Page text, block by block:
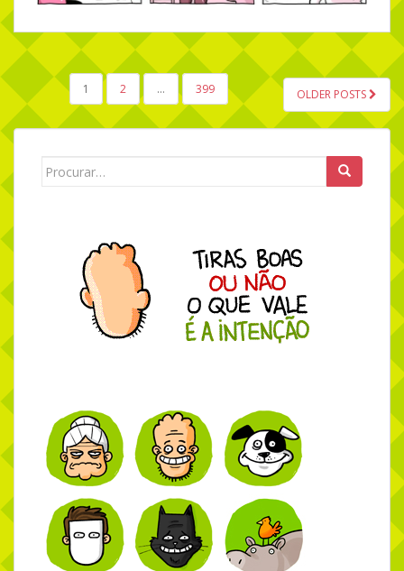
NAVEGAÇÃO POR POSTS
1 2 … 399 OLDER POSTS
Search for: